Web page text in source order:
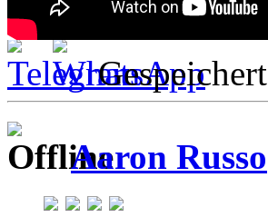
Gespeichert
Aaron Russo